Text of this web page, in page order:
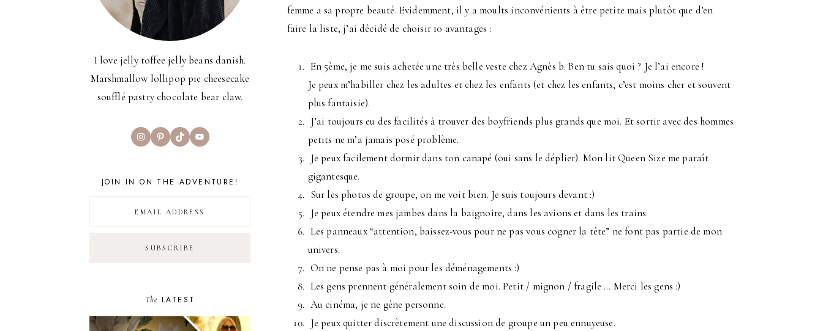
femme a sa propre beauté. Evidemment, il y a moults inconvénients à être petite mais plutôt que d’en
faire la liste, j’ai décidé de choisir 10 avantages :
En 5ème, je me suis achetée une très belle veste chez Agnès b. Ben tu sais quoi ? Je l’ai encore !
Je peux m’habiller chez les adultes et chez les enfants (et chez les enfants, c’est moins cher et souvent
plus fantaisie).
J’ai toujours eu des facilités à trouver des boyfriends plus grands que moi. Et sortir avec des hommes
petits ne m’a jamais posé problème.
Je peux facilement dormir dans ton canapé (oui sans le déplier). Mon lit Queen Size me paraît
gigantesque.
Sur les photos de groupe, on me voit bien. Je suis toujours devant :)
Je peux étendre mes jambes dans la baignoire, dans les avions et dans les trains.
Les panneaux “attention, baissez-vous pour ne pas vous cogner la tête” ne font pas partie de mon
univers.
On ne pense pas à moi pour les déménagements :)
Les gens prennent généralement soin de moi. Petit / mignon / fragile … Merci les gens :)
Au cinéma, je ne gêne personne.
Je peux quitter discrètement une discussion de groupe un peu ennuyeuse.
I love jelly toffee jelly beans danish.
Marshmallow lollipop pie cheesecake
soufflé pastry chocolate bear claw.
InstagramPinterest
TikTokYouTube
JOIN IN ON THE ADVENTURE!
The LATEST